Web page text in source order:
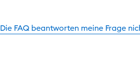
Die FAQ beantworten meine Frage